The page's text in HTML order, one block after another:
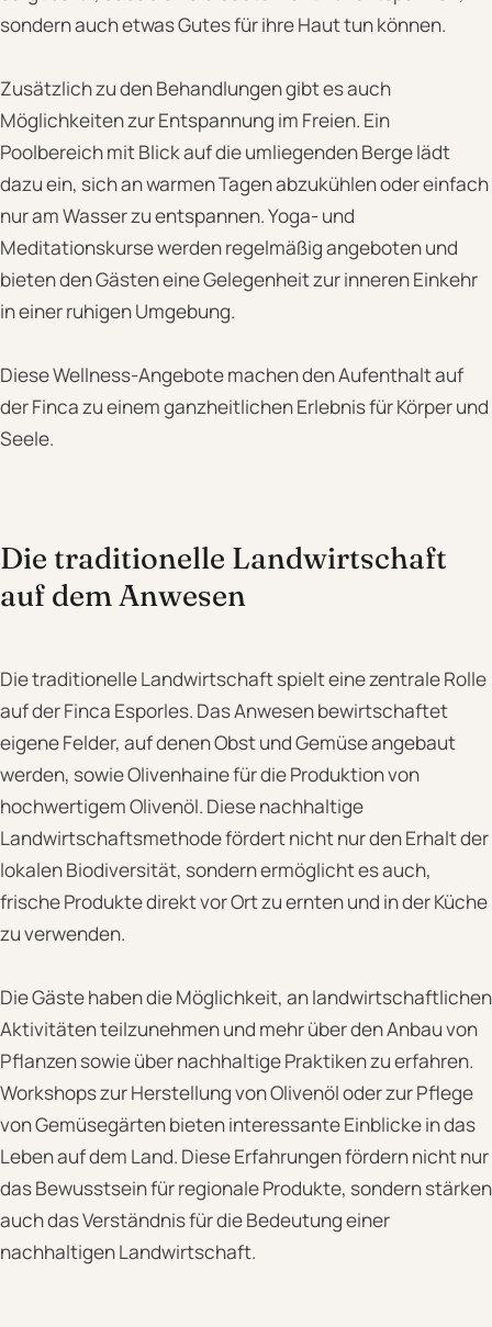
sondern auch etwas Gutes für ihre Haut tun können.
Zusätzlich zu den Behandlungen gibt es auch
Möglichkeiten zur Entspannung im Freien. Ein
Poolbereich mit Blick auf die umliegenden Berge lädt
dazu ein, sich an warmen Tagen abzukühlen oder einfach
nur am Wasser zu entspannen. Yoga- und
Meditationskurse werden regelmäßig angeboten und
bieten den Gästen eine Gelegenheit zur inneren Einkehr
in einer ruhigen Umgebung.
Diese Wellness-Angebote machen den Aufenthalt auf
der Finca zu einem ganzheitlichen Erlebnis für Körper und
Seele.
Die traditionelle Landwirtschaft
auf dem Anwesen
Die traditionelle Landwirtschaft spielt eine zentrale Rolle
auf der Finca Esporles. Das Anwesen bewirtschaftet
eigene Felder, auf denen Obst und Gemüse angebaut
werden, sowie Olivenhaine für die Produktion von
hochwertigem Olivenöl. Diese nachhaltige
Landwirtschaftsmethode fördert nicht nur den Erhalt der
lokalen Biodiversität, sondern ermöglicht es auch,
frische Produkte direkt vor Ort zu ernten und in der Küche
zu verwenden.
Die Gäste haben die Möglichkeit, an landwirtschaftlichen
Aktivitäten teilzunehmen und mehr über den Anbau von
Pflanzen sowie über nachhaltige Praktiken zu erfahren.
Workshops zur Herstellung von Olivenöl oder zur Pflege
von Gemüsegärten bieten interessante Einblicke in das
Leben auf dem Land. Diese Erfahrungen fördern nicht nur
das Bewusstsein für regionale Produkte, sondern stärken
auch das Verständnis für die Bedeutung einer
nachhaltigen Landwirtschaft.